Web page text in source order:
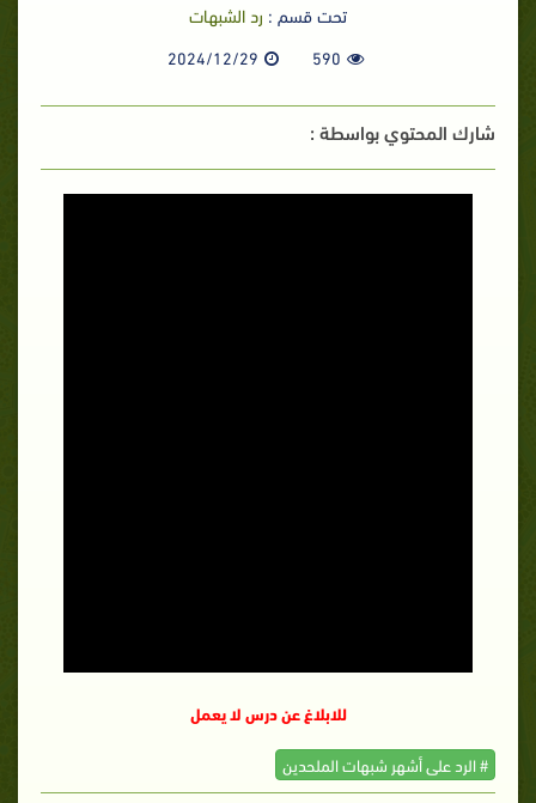
تحت قسم : رد الشبهات
590
2024/12/29
شارك المحتوي بواسطة :
للابلاغ عن درس لا يعمل
# الرد على أشهر شبهات الملحدين